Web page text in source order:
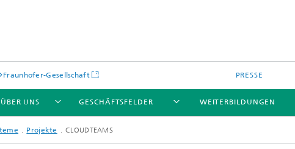
Fraunhofer-Gesellschaft PRESSE
ÜBER UNS GESCHÄFTSFELDER WEITERBILDUNGEN
Projekte CLOUDTEAMS